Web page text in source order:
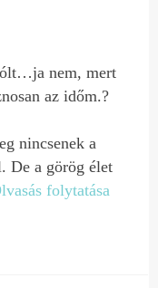
nem, mert
az időm.?
nincsenek a
De a görög élet
folytatása